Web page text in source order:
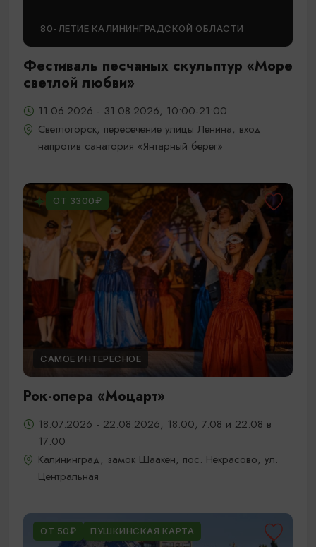
80-ЛЕТИЕ КАЛИНИНГРАДСКОЙ ОБЛАСТИ
Фестиваль песчаных скульптур «Море
светлой любви»
11.06.2026 - 31.08.2026, 10:00-21:00
Светлогорск, пересечение улицы Ленина, вход
напротив санатория «Янтарный берег»
ОТ 3300₽
САМОЕ ИНТЕРЕСНОЕ
Рок-опера «Моцарт»
18.07.2026 - 22.08.2026, 18:00, 7.08 и 22.08 в
17:00
Калининград, замок Шаакен, пос. Некрасово, ул.
Центральная
ОТ 50₽ ПУШКИНСКАЯ КАРТА